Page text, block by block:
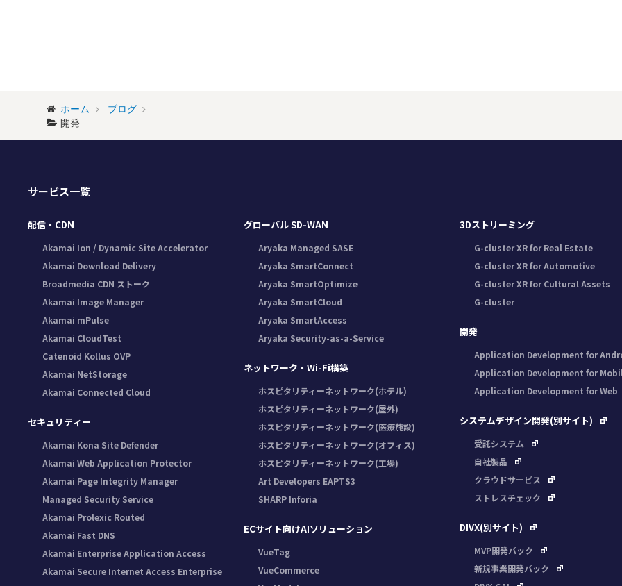
ホーム
ブログ
開発
サービス一覧
配信・CDN
Akamai Ion / Dynamic Site Accelerator
Akamai Download Delivery
Broadmedia CDN ストーク
Akamai Image Manager
Akamai mPulse
Akamai CloudTest
Catenoid Kollus OVP
Akamai NetStorage
Akamai Connected Cloud
セキュリティー
Akamai Kona Site Defender
Akamai Web Application Protector
Akamai Page Integrity Manager
Managed Security Service
Akamai Prolexic Routed
Akamai Fast DNS
Akamai Enterprise Application Access
Akamai Secure Internet Access Enterprise
グローバル SD-WAN
Aryaka Managed SASE
Aryaka SmartConnect
Aryaka SmartOptimize
Aryaka SmartCloud
Aryaka SmartAccess
Aryaka Security-as-a-Service
ネットワーク・Wi-Fi構築
ホスピタリティーネットワーク(ホテル)
ホスピタリティーネットワーク(屋外)
ホスピタリティーネットワーク(医療施設)
ホスピタリティーネットワーク(オフィス)
ホスピタリティーネットワーク(工場)
Art Developers EAPTS3
SHARP Inforia
ECサイト向けAIソリューション
VueTag
VueCommerce
3Dストリーミング
G-cluster XR for Real Estate
G-cluster XR for Automotive
G-cluster XR for Cultural Assets
G-cluster
開発
Application Development for
Application Development for
Application Development for Web
システムデザイン開発(別サイト)
受託システム
自社製品
クラウドサービス
ストレスチェック
DIVX(別サイト)
MVP開発パック
新規事業開発パック